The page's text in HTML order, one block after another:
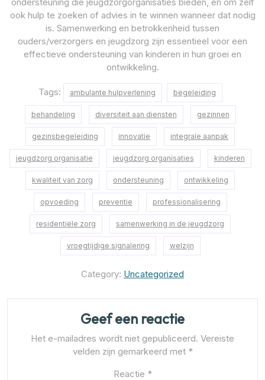
ook hulp te zoeken of advies in te winnen wanneer dat nodig
is. Samenwerking en betrokkenheid tussen
ouders/verzorgers en jeugdzorg zijn essentieel voor een
effectieve ondersteuning van kinderen in hun groei en
ontwikkeling.
Tags: ambulante hulpverlening begeleiding
behandeling diversiteit aan diensten gezinnen
gezinsbegeleiding innovatie integrale aanpak
jeugdzorg organisatie jeugdzorg organisaties kinderen
kwaliteit van zorg ondersteuning ontwikkeling
opvoeding preventie professionalisering
residentiële zorg samenwerking in de jeugdzorg
vroegtijdige signalering welzijn
Category: Uncategorized
Geef een reactie
Het e-mailadres wordt niet gepubliceerd. Vereiste
velden zijn gemarkeerd met *
Reactie *